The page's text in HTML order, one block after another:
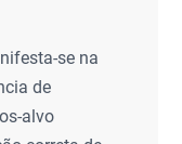
se na
de
alvo